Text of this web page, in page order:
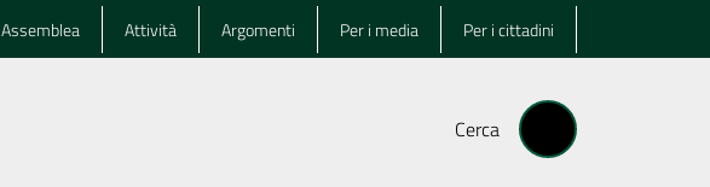
Assemblea Attività Argomenti Per i media Per i cittadini
Cerca